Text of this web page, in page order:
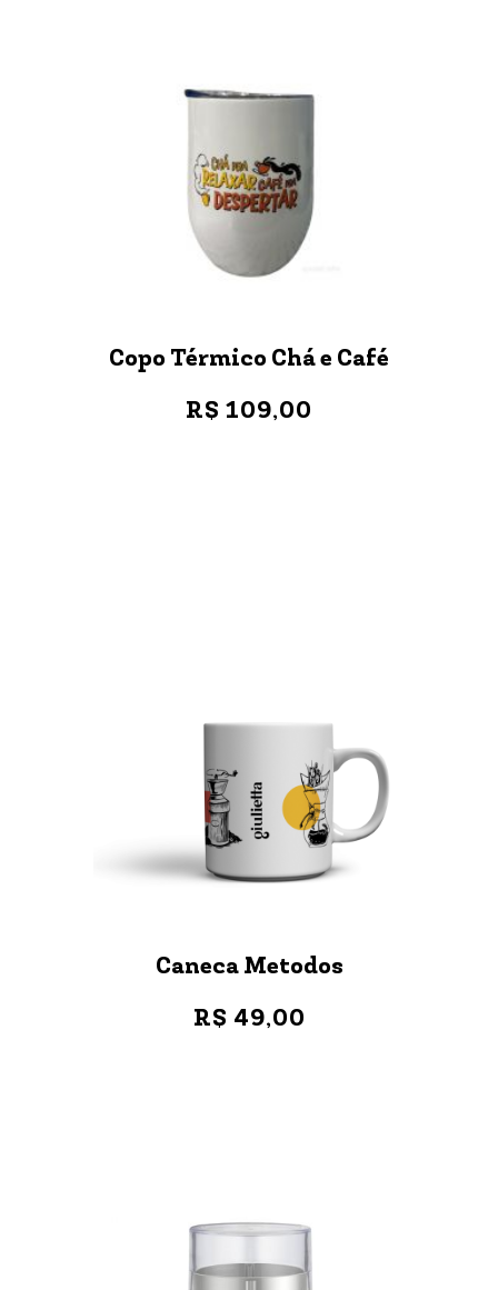
Copo Térmico Chá e Café
R$ 109,00
Caneca Metodos
R$ 49,00